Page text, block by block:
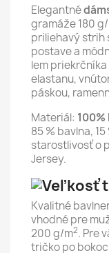
Elegantné
gramáže 180
priliehavý strih
postave a
lem
elastanu,
páskou,
Materiál:
85 % bavlna,
starostlivosť o
Jersey.
Kvalitné
vhodné pre
200 g/m2. Pre
tričko po